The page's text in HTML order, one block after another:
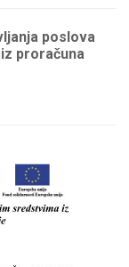
poslova
proračuna